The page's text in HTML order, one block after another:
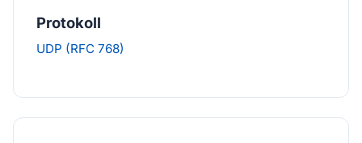
Protokoll
UDP (RFC 768)